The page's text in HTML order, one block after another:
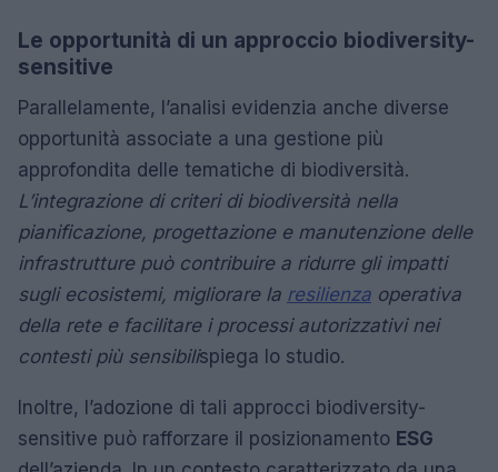
Le opportunità di un approccio biodiversity-
sensitive
Parallelamente, l’analisi evidenzia anche diverse
opportunità associate a una gestione più
approfondita delle tematiche di biodiversità.
L’integrazione di criteri di biodiversità nella
pianificazione, progettazione e manutenzione delle
infrastrutture può contribuire a ridurre gli impatti
sugli ecosistemi, migliorare la resilienza operativa
della rete e facilitare i processi autorizzativi nei
contesti più sensibilispiega lo studio.
Inoltre, l’adozione di tali approcci biodiversity-
sensitive può rafforzare il posizionamento ESG